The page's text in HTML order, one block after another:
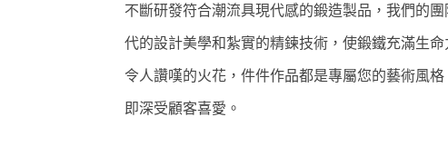
不斷研發符合潮流具現代感的鍛造製品，我們的
代的設計美學和紮實的精鍊技術，使鍛鐵充滿生命
令人讚嘆的火花，件件作品都是專屬您的藝術風格
即深受顧客喜愛。